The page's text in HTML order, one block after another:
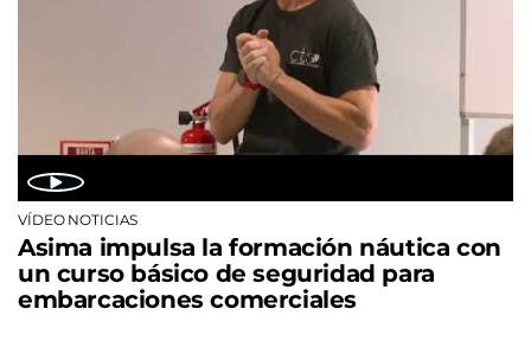
VÍDEO NOTICIAS
Asima impulsa la formación náutica con
un curso básico de seguridad para
embarcaciones comerciales